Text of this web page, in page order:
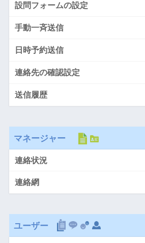
設問フォームの設定
手動一斉送信
日時予約送信
連絡先の確認設定
送信履歴
マネージャー
連絡状況
連絡網
ユーザー